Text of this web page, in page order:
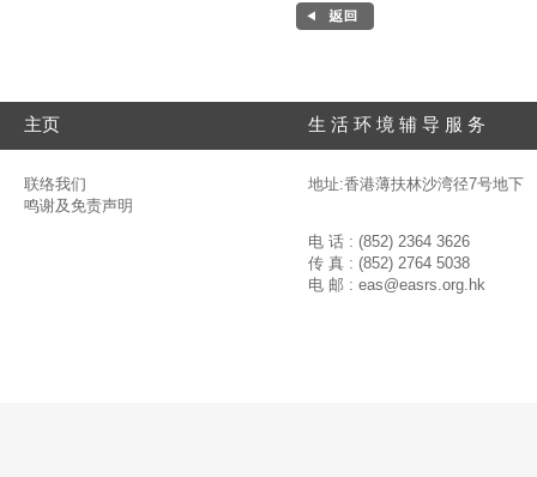
主页 生 活 环 境 辅 导 服 务
联络我们
鸣谢及免责声明
地址:香港薄扶林沙湾径7号地下
电 话 : (852) 2364 3626
传 真 : (852) 2764 5038
电 邮 : eas@easrs.org.hk